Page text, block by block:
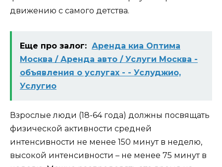
движению с самого детства.
Еще про залог: Аренда киа Оптима
Москва / Аренда авто / Услуги Москва -
объявления о услугах - - Услуджио,
Услугио
Взрослые люди (18-64 года) должны посвящать
физической активности средней
интенсивности не менее 150 минут в неделю,
высокой интенсивности – не менее 75 минут в